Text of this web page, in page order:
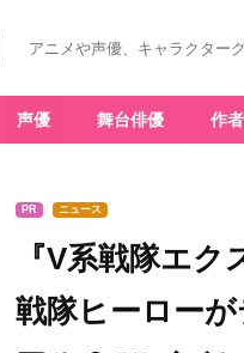
アニメや声優、キャラクター
声優 舞台俳優 作
PR ニュース
『V系戦隊エ
戦隊ヒーロー